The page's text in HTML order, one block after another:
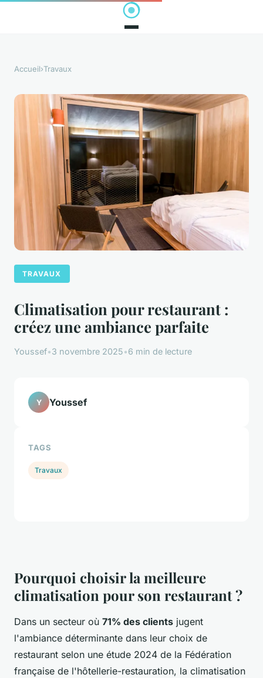
Accueil›Travaux
TRAVAUX
Climatisation pour restaurant :
créez une ambiance parfaite
Youssef•3 novembre 2025•6 min de lecture
Pourquoi choisir la meilleure
climatisation pour son restaurant ?
Dans un secteur où 71% des clients jugent
l'ambiance déterminante dans leur choix de
restaurant selon une étude 2024 de la Fédération
française de l'hôtellerie-restauration, la climatisation
Y Youssef
TAGS
Travaux